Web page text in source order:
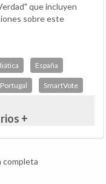
que incluyen
sobre este
España
Portugal SmartVote
+
completa